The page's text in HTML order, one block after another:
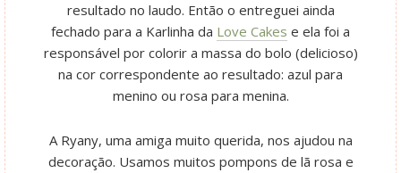
resultado no laudo. Então o entreguei ainda
fechado para a Karlinha da Love Cakes e ela foi a
responsável por colorir a massa do bolo (delicioso)
na cor correspondente ao resultado: azul para
menino ou rosa para menina.
A Ryany, uma amiga muito querida, nos ajudou na
decoração. Usamos muitos pompons de lã rosa e